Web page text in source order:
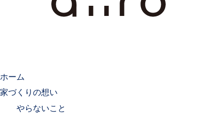
ホーム
家づくりの想い
やらないこと